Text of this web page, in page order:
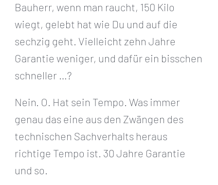
Bauherr, wenn man raucht, 150 Kilo
wiegt, gelebt hat wie Du und auf die
sechzig geht. Vielleicht zehn Jahre
Garantie weniger, und dafür ein bisschen
schneller …?
Nein. O. Hat sein Tempo. Was immer
genau das eine aus den Zwängen des
technischen Sachverhalts heraus
richtige Tempo ist. 30 Jahre Garantie
und so.